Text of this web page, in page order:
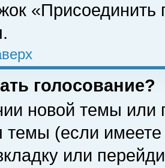
«Присоединить
голосование?
новой темы или
(если
или